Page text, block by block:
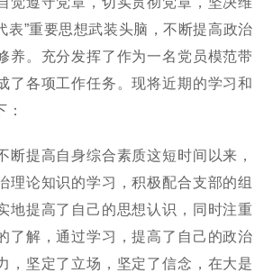
表”重要思想武装头脑，不断提高政治
养。充分发挥了作为一名党员模范带
了各项工作任务。现将近期的学习和
断提高自身综合素质这短时间以来，
理论知识的学习，积极配合支部的组
地提高了自己的思想认识，同时注重
了解，通过学习，提高了自己的政治
，坚定了立场，坚定了信念，在大是